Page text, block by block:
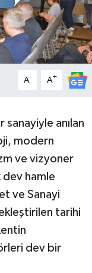
A- A+
sanayiyle anılan
modern
ve vizyoner
hamle
ve Sanayi
tarihi
dev bir